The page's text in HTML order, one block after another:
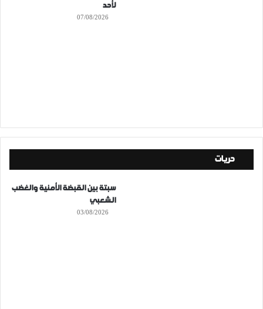
لأحد
07/08/2026
حريات
سبتة بين القبضة الأمنية والغضب
الشعبي
03/08/2026